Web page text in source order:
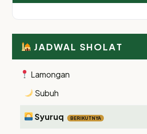
JADWAL SHOLAT
Lamongan
Subuh
Syuruq BERIKUTNYA